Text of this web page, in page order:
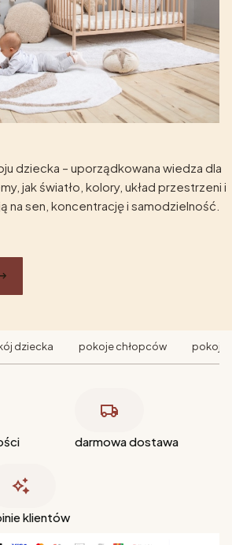
dziecka – uporządkowana wiedza dla
jak światło, kolory, układ przestrzeni i
na sen, koncentrację i samodzielność.
dziecka pokoje chłopców pokoje
darmowa dostawa
klientów